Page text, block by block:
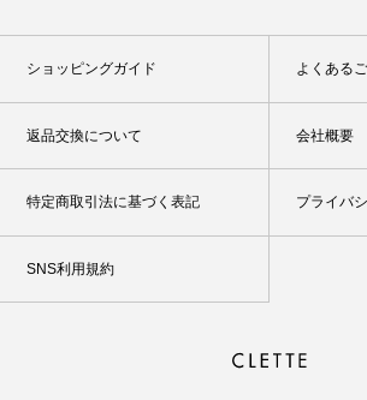
ショッピングガイド よくある
返品交換について 会社概要
特定商取引法に基づく表記 プライバ
SNS利用規約